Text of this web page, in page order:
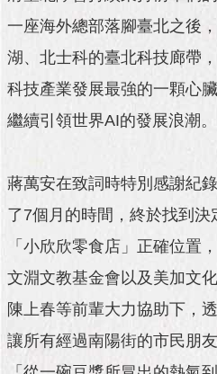
臺
旅
遊
網
府
網
站
資
開
放
宣
告
一座海外總部落腳臺北之後
湖、北士科的臺北科技廊帶
科技產業發展最強的一顆心
繼續引領世界AI的發展浪潮。
蔣萬安在致詞時特別感謝紀
了7個月的時間，終於找到
「小欣欣零食店」正確位置
文淵文教基金會以及美加文
陳上春等前輩大力協助下，
讓所有經過南陽街的市民朋